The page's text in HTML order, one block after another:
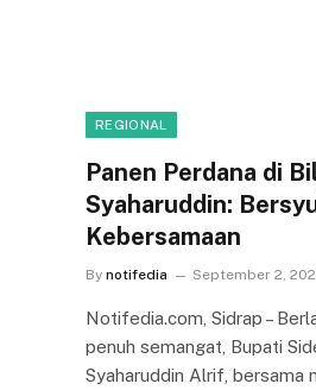
REGIONAL
Panen Perdana di
Syaharuddin:
Kebersamaan
By notifedia September 2,
Notifedia.com, Sidrap –
penuh semangat, Bupati
Syaharuddin Alrif, bersama